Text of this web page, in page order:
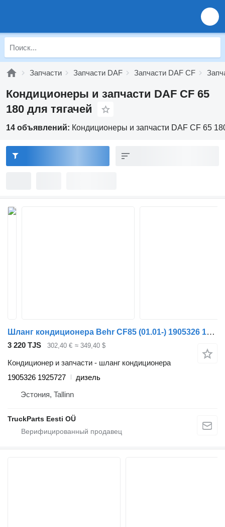
Запчасти Запчасти DAF Запчасти DAF CF
Кондиционеры и запчасти DAF CF 65
180 для тягачей
14 объявлений: Кондиционеры и запчасти DAF CF 65
Шланг кондиционера Behr CF85 (01.01-) 1905326 1925727 для тягача DAF LF45, LF55, LF180, CF65, CF75, CF85 (2001-)
3 220 TJS 302,40 € ≈ 349,40 $
Кондиционер и запчасти - шланг кондиционера
1905326 1925727
дизель
Эстония, Tallinn
TruckParts Eesti OÜ